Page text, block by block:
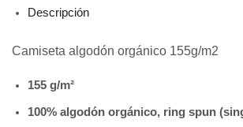
Descripción
Camiseta algodón orgánico 155g/m2
155 g/m²
100% algodón orgánico, ring spun